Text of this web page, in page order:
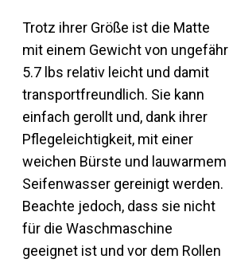
Trotz ihrer Größe ist die Matte
mit einem Gewicht von ungefähr
5.7 lbs relativ leicht und damit
transportfreundlich. Sie kann
einfach gerollt und, dank ihrer
Pflegeleichtigkeit, mit einer
weichen Bürste und lauwarmem
Seifenwasser gereinigt werden.
Beachte jedoch, dass sie nicht
für die Waschmaschine
geeignet ist und vor dem Rollen